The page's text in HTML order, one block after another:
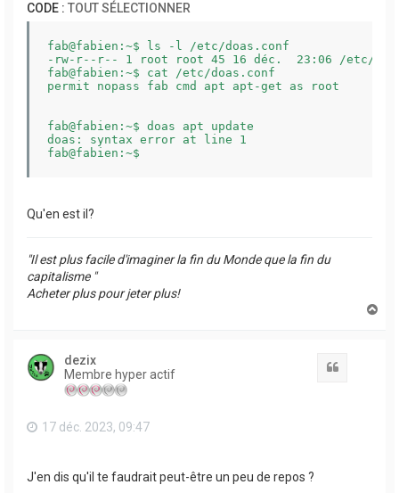
CODE : TOUT SÉLECTIONNER
fab@fabien:~$ ls -l /etc/doas.conf
-rw-r--r-- 1 root root 45 16 déc.  23:06 /etc/
fab@fabien:~$ cat /etc/doas.conf
permit nopass fab cmd apt apt-get as root
fab@fabien:~$ doas apt update
doas: syntax error at line 1
Qu'en est il?
"Il est plus facile d'imaginer la fin du Monde que la fin du
capitalisme "
Acheter plus pour jeter plus!
dezix
Membre hyper actif
17 déc. 2023, 09:47
J'en dis qu'il te faudrait peut-être un peu de repos ?